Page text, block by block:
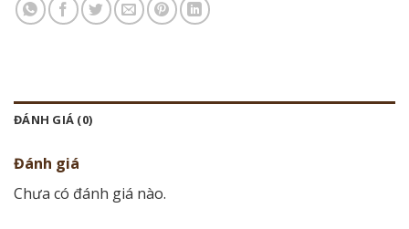
ĐÁNH GIÁ (0)
Đánh giá
Chưa có đánh giá nào.